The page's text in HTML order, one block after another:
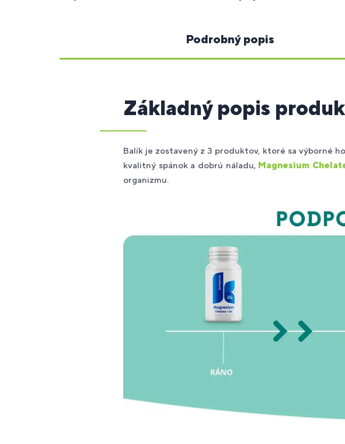
Podrobný popis
Základný popis
Balík je zostavený z 3 produktov, ktoré sa výborné
kvalitný spánok a dobrú náladu, Magnesium
organizmu.